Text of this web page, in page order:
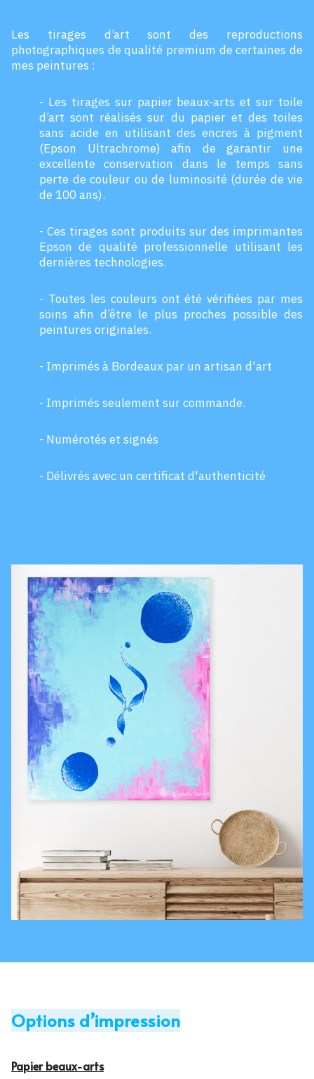
Les tirages d’art sont des reproductions
photographiques de qualité premium de certaines de
mes peintures :
- Les tirages sur papier beaux-arts et sur toile
d’art sont réalisés sur du papier et des toiles
sans acide en utilisant des encres à pigment
(Epson Ultrachrome) afin de garantir une
excellente conservation dans le temps sans
perte de couleur ou de luminosité (durée de vie
de 100 ans).
- Ces tirages sont produits sur des imprimantes
Epson de qualité professionnelle utilisant les
dernières technologies.
- Toutes les couleurs ont été vérifiées par mes
soins afin d’être le plus proches possible des
peintures originales.
- Imprimés à Bordeaux par un artisan d'art
- Imprimés seulement sur commande.
- Numérotés et signés
- Délivrés avec un certificat d'authenticité
Options d’impression
Papier beaux-arts